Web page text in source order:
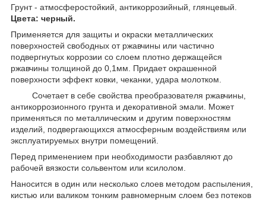
Грунт - атмосферостойкий, антикоррозийный, глянцевый.
Цвета: черный.
Применяется для защиты и окраски металлических
поверхностей свободных от ржавчины или частично
подвергнутых коррозии со слоем плотно держащейся
ржавчины толщиной до 0,1мм. Придает окрашенной
поверхности эффект ковки, чеканки, удара молотком.
Сочетает в себе свойства преобразователя ржавчины,
антикоррозионного грунта и декоративной эмали. Может
применяться по металлическим и другим поверхностям
изделий, подвергающихся атмосферным воздействиям или
эксплуатируемых внутри помещений.
Перед применением при необходимости разбавляют до
рабочей вязкости сольвентом или ксилолом.
Наносится в один или несколько слоев методом распыления,
кистью или валиком тонким равномерным слоем без потеков